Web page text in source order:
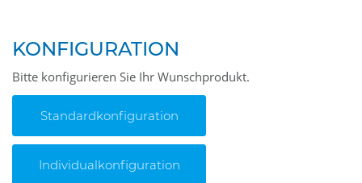
KONFIGURATION
Bitte konfigurieren Sie Ihr Wunschprodukt.
Standardkonfiguration
Individualkonfiguration